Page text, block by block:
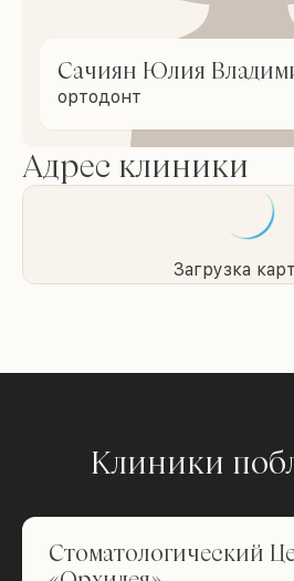
Сачиян Юлия
ортодонт
Адрес клиники
Загрузка
Клиники
Стоматологический